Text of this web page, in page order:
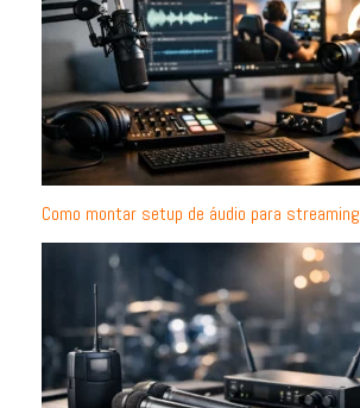
Como montar setup de áudio para streaming